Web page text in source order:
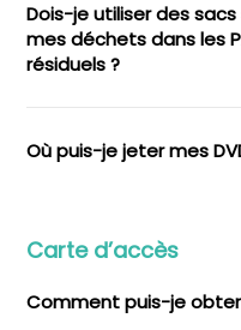
Dois-je utiliser des
mes déchets dans les
résiduels ?
Où puis-je jeter mes
Carte d’accès
Comment puis-je